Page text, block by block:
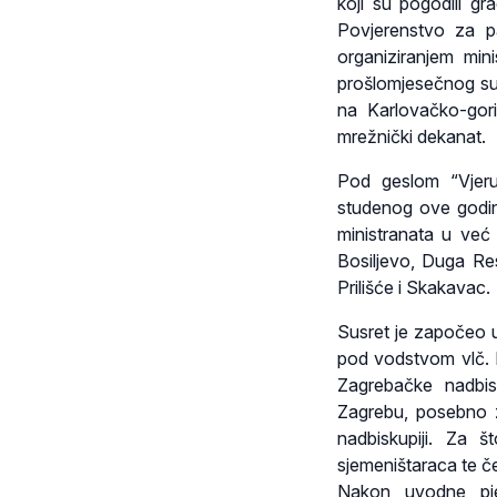
Povjerenstvo za
organiziranjem
prošlomjesečnog
na Karlovačko-
mrežnički dekanat.
Pod geslom
studenog ove
ministranata u
Bosiljevo, Duga
Prilišće i Skakavac.
Susret je započeo
pod vodstvom vlč.
Zagrebačke
Zagrebu,
nadbiskupiji. Za
sjemeništaraca te
Nakon uvodne